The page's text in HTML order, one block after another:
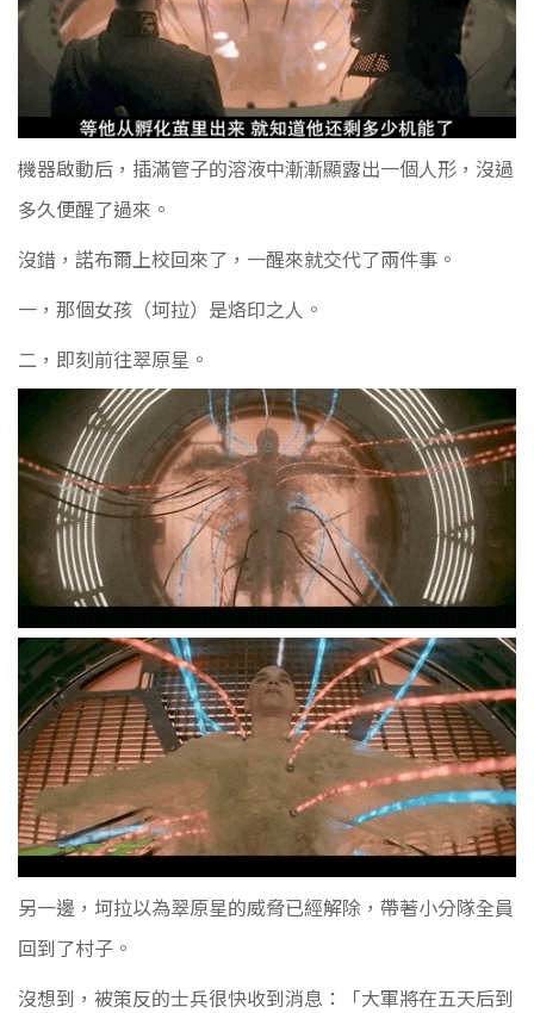
機器啟動后，插滿管子的溶液中漸漸顯露出一個人形，沒過
多久便醒了過來。
沒錯，諾布爾上校回來了，一醒來就交代了兩件事。
一，那個女孩（坷拉）是烙印之人。
二，即刻前往翠原星。
另一邊，坷拉以為翠原星的威脅已經解除，帶著小分隊全員
回到了村子。
沒想到，被策反的士兵很快收到消息：
「大軍將在五天后到